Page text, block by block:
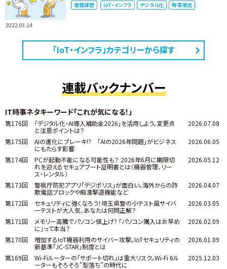
2022.03.14
業務課題 IoT・インフラ デジタル化 時事潮流
「IoT・インフラ」カテゴリーから探す
連載バックナンバー
IT時事ネタキーワード「これが気になる！」
第176回
「デジタル化・AI導入補助金2026」を活用しよう。変更点
と注意ポイントは？
2026.07.08
第175回
AIの進化にブレーキ!? 「AIの2026年問題」がビジネス
にもたらす影響
2026.06.05
第174回
PCが起動不能になる可能性も？ 2026年6月に期限切
れを迎えるセキュアブート証明書とは（機器管理、リー
ス・レンタル）
2026.05.12
第173回
警視庁防犯アプリ「デジポリス」が面白い。海外からの詐
欺電話ブロックや痴漢撃退機能など
2026.04.07
第172回
セキュリティに強くなろう！埼玉県警の小テスト風サイバ
ーテストが大人気、あなたは何問正解？
2026.03.05
第171回
メモリー高騰でパソコン値上げ? 「パソコン購入はお早め
に」って本当？
2026.02.09
第170回
増加するIoT機器利用のサイバー攻撃。IoTセキュリティの
新基準「JC-STAR」制度とは
2026.01.09
第169回
Wi-Fiルーターの「サポート切れ」は重大リスク。Wi-Fi 6ル
ーターもそろそろ"型落ち"の時代に
2025.12.03